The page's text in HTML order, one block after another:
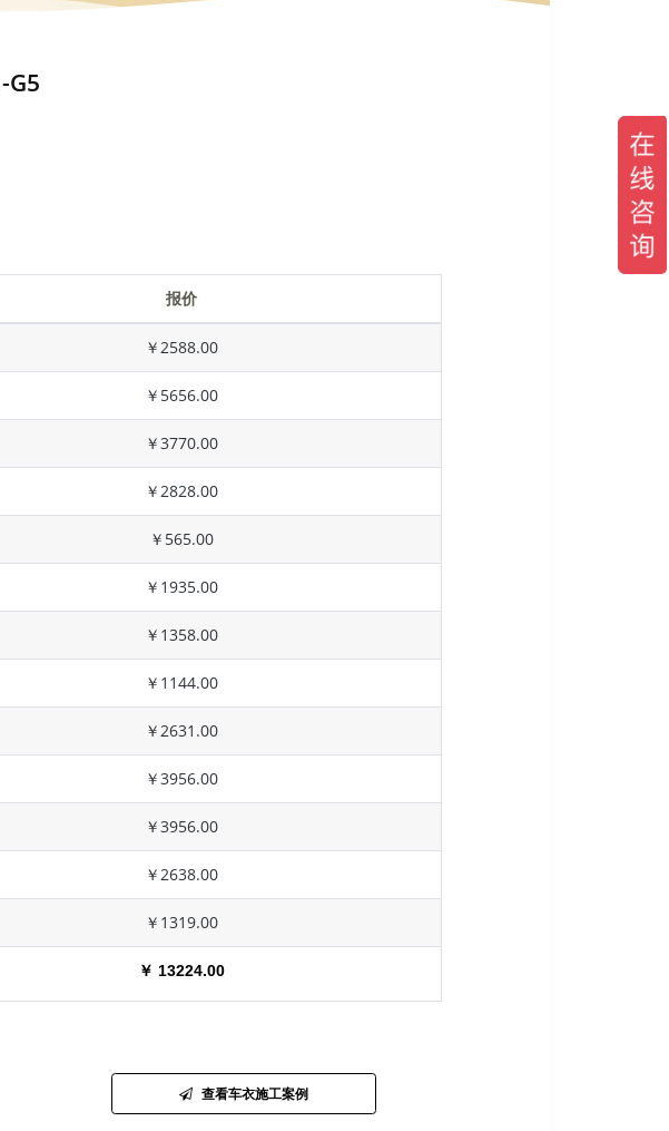
G5
报价
￥2588.00
￥5656.00
￥3770.00
￥2828.00
￥565.00
￥1935.00
￥1358.00
￥1144.00
￥2631.00
￥3956.00
￥3956.00
￥2638.00
￥1319.00
￥ 13224.00
查看车衣施工案例